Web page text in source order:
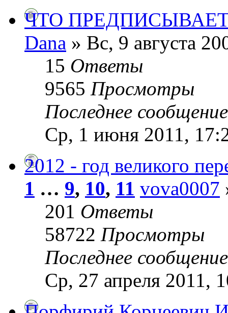
ЧТО
Dana » Вс, 9 августа
15 Ответы
9565 Просмотры
Последнее
Ср, 1 июня 2011,
2012 - год великого
1 … 9, 10, 11 vova0007
201 Ответы
58722 Просмотры
Последнее
Ср, 27 апреля 2011,